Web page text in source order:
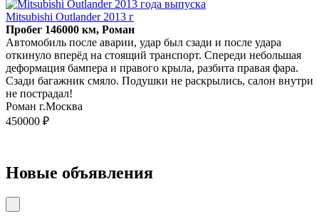
Mitsubishi Outlander 2013 г
Пробег 146000 км, Роман
Автомобиль после аварии, удар был сзади и после удара
откинуло вперёд на стоящий транспорт. Спереди небольшая
деформация бампера и правого крыла, разбита правая фара.
Сзади багажник смяло. Подушки не раскрылись, салон внутри
не пострадал!
Роман г.Москва
450000 ₽
Новые объявления